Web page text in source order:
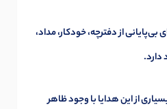
بی‌پایانی از دفترچه، خودکار، مداد،
از این هدایا با وجود ظاهر